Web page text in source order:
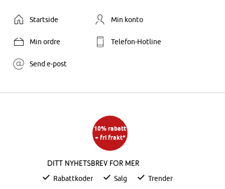
Startside Min konto
Min ordre Telefon-Hotline
Send e-post
10% rabatt
+ fri frakt*
Ditt nyhetsbrev for mer
Rabattkoder Salg Trender